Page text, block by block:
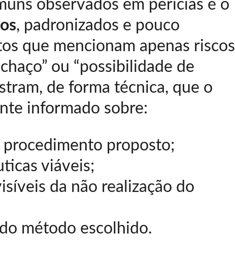
observados em perícias é o
, padronizados e pouco
que mencionam apenas riscos
ou “possibilidade de
de forma técnica, que o
informado sobre:
procedimento proposto;
viáveis;
da não realização do
método escolhido.